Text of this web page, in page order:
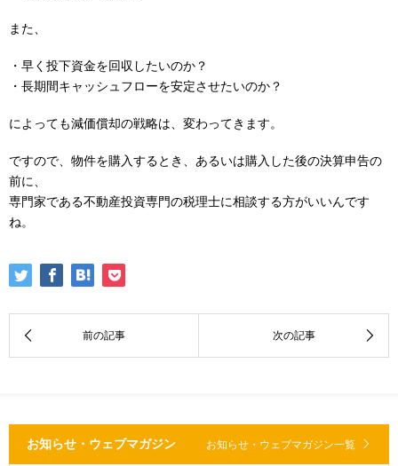
また、
・早く投下資金を回収したいのか？
・長期間キャッシュフローを安定させたいのか？
によっても減価償却の戦略は、変わってきます。
ですので、物件を購入するとき、あるいは購入した後の決算申告の
前に、
専門家である不動産投資専門の税理士に相談する方がいいんです
ね。
お知らせ・ウェブマガジン お知らせ・ウェブマガジン一覧